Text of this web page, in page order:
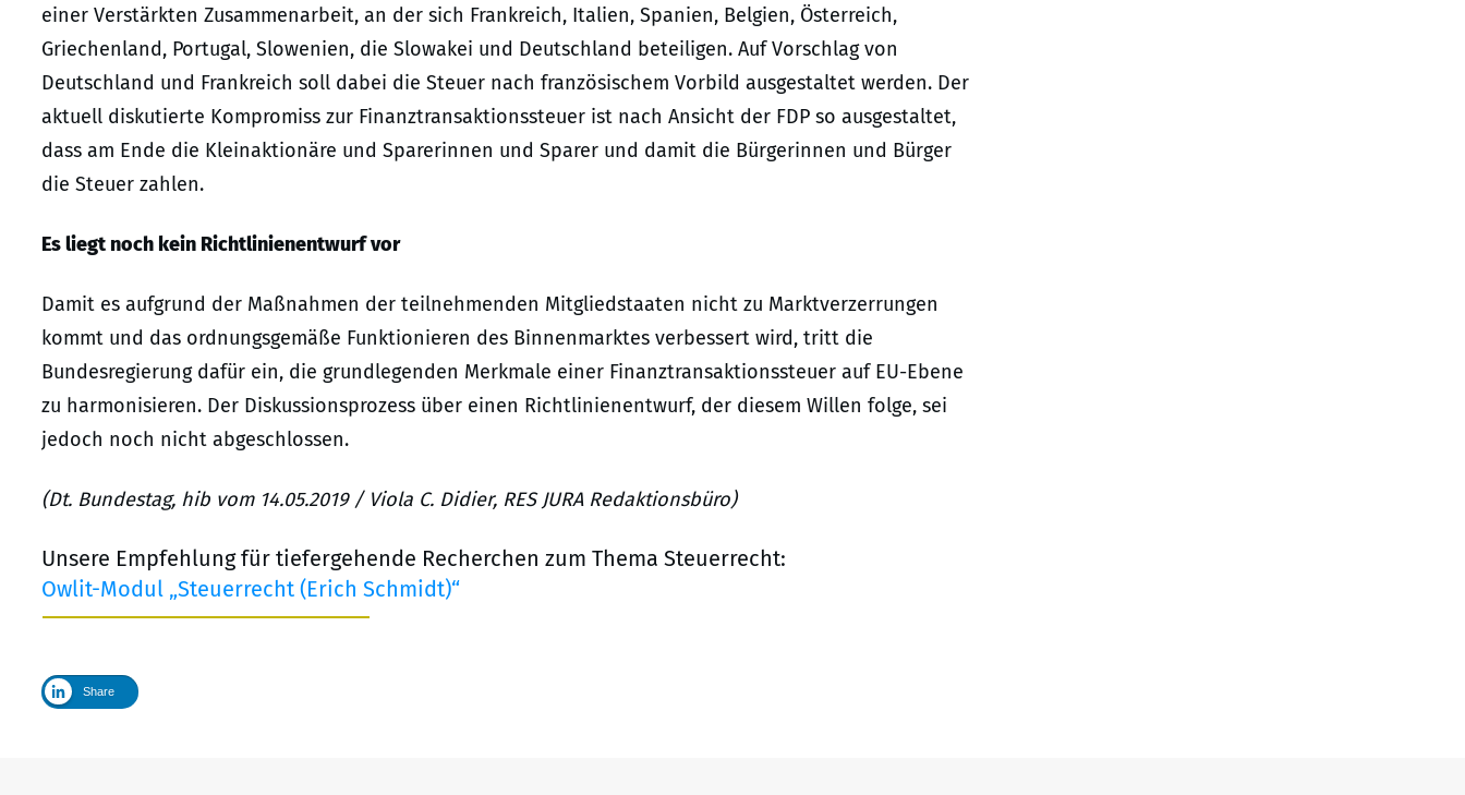
einer Verstärkten Zusammenarbeit, an der sich Frankreich, Italien, Spanien, Belgien, Österreich,
Griechenland, Portugal, Slowenien, die Slowakei und Deutschland beteiligen. Auf Vorschlag von
Deutschland und Frankreich soll dabei die Steuer nach französischem Vorbild ausgestaltet werden. Der
aktuell diskutierte Kompromiss zur Finanztransaktionssteuer ist nach Ansicht der FDP so ausgestaltet,
dass am Ende die Kleinaktionäre und Sparerinnen und Sparer und damit die Bürgerinnen und Bürger
die Steuer zahlen.
Es liegt noch kein Richtlinienentwurf vor
Damit es aufgrund der Maßnahmen der teilnehmenden Mitgliedstaaten nicht zu Marktverzerrungen
kommt und das ordnungsgemäße Funktionieren des Binnenmarktes verbessert wird, tritt die
Bundesregierung dafür ein, die grundlegenden Merkmale einer Finanztransaktionssteuer auf EU-Ebene
zu harmonisieren. Der Diskussionsprozess über einen Richtlinienentwurf, der diesem Willen folge, sei
jedoch noch nicht abgeschlossen.
(Dt. Bundestag, hib vom 14.05.2019 / Viola C. Didier, RES JURA Redaktionsbüro)
Unsere Empfehlung für tiefergehende Recherchen zum Thema Steuerrecht:
Owlit-Modul „Steuerrecht (Erich Schmidt)“
Share